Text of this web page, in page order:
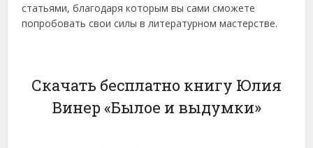
статьями, благодаря которым вы сами сможете
попробовать свои силы в литературном мастерстве.
Скачать бесплатно книгу Юлия
Винер «Былое и выдумки»